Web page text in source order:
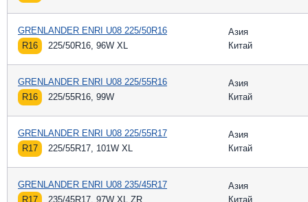
GRENLANDER ENRI U08 225/50R16
R16
225/50R16, 96W XL
Азия
Китай
GRENLANDER ENRI U08 225/55R16
R16
225/55R16, 99W
Азия
Китай
GRENLANDER ENRI U08 225/55R17
R17
225/55R17, 101W XL
Азия
Китай
GRENLANDER ENRI U08 235/45R17
R17
235/45R17, 97W XL ZR
Азия
Китай